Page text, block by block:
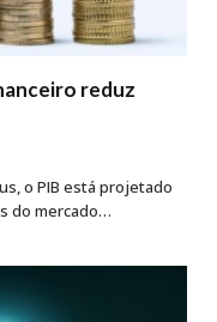
reduz
o PIB está projetado
do mercado…